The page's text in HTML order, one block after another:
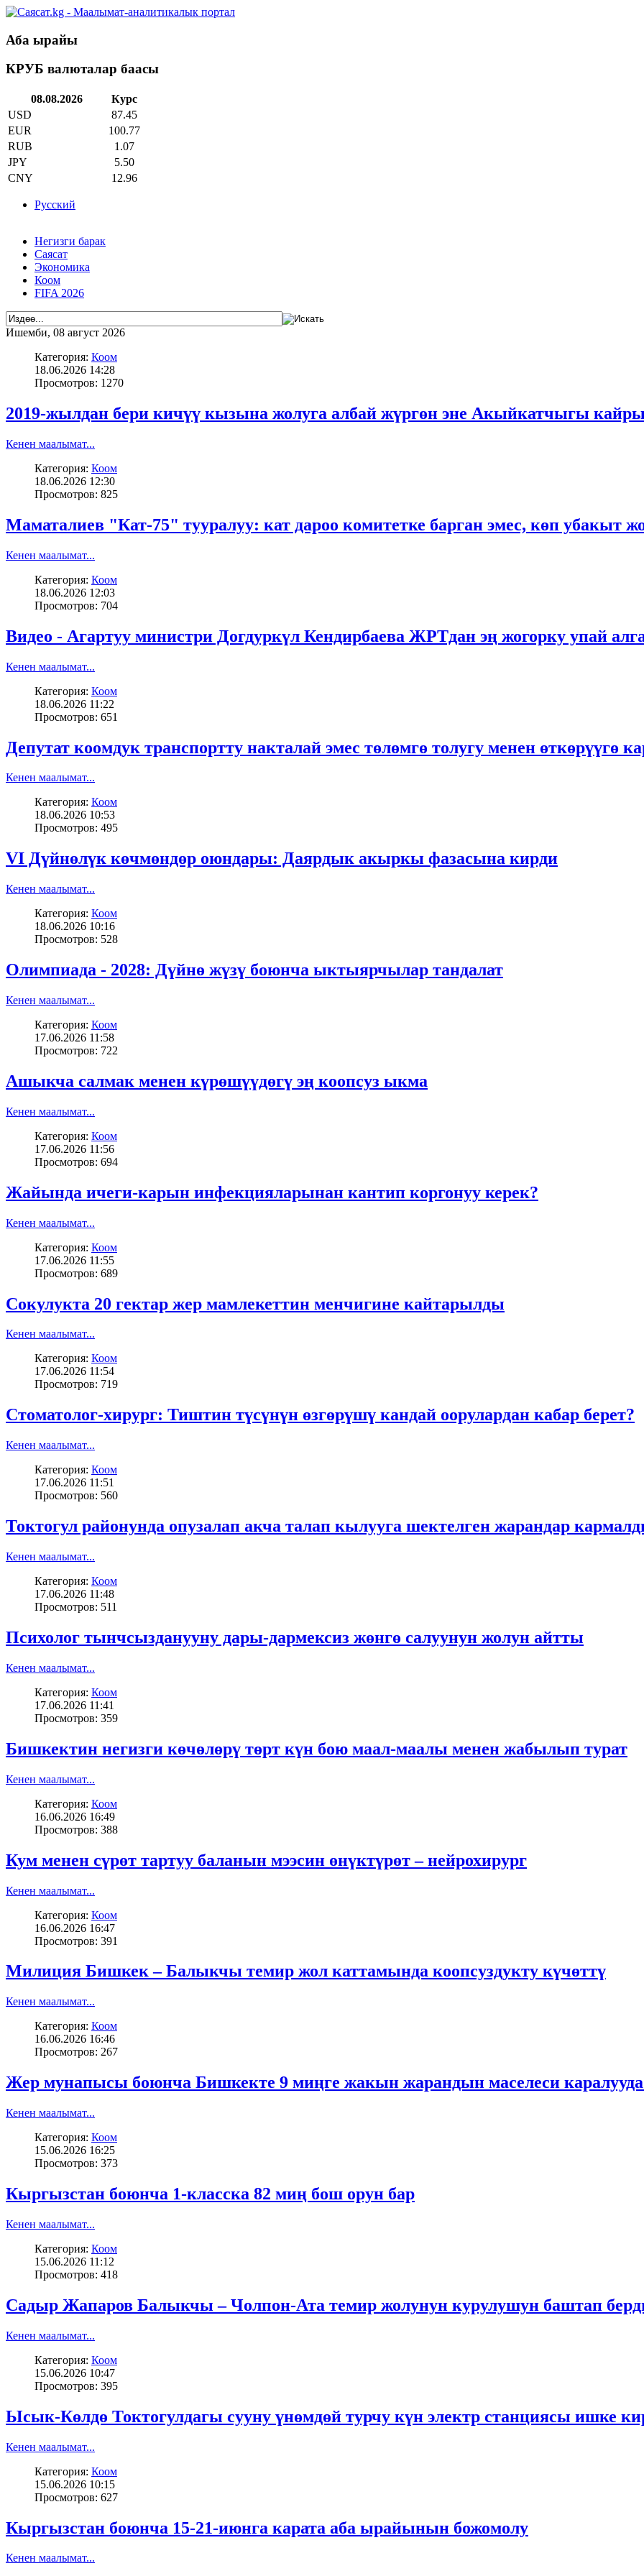
Аба ырайы
КРУБ валюталар баасы
08.08.2026
Курс
USD
87.45
EUR
100.77
RUB
1.07
JPY
5.50
CNY
12.96
Русский
Негизги барак
Саясат
Экономика
Коом
FIFA 2026
Ишемби, 08 август 2026
Категория: Коом
18.06.2026 14:28
Просмотров: 1270
2019-жылдан бери кичүү кызына жолуга албай жүргөн эне Акыйкатчыгы
Кенен маалымат...
Категория: Коом
18.06.2026 12:30
Просмотров: 825
Маматалиев "Кат-75" тууралуу: кат дароо комитетке барган эмес, көп убакыт
Кенен маалымат...
Категория: Коом
18.06.2026 12:03
Просмотров: 704
Видео - Агартуу министри Догдуркүл Кендирбаева ЖРТдан эң жогорку упай
Кенен маалымат...
Категория: Коом
18.06.2026 11:22
Просмотров: 651
Депутат коомдук транспортту накталай эмес төлөмгө толугу менен өткөрүүгө
Кенен маалымат...
Категория: Коом
18.06.2026 10:53
Просмотров: 495
VI Дүйнөлүк көчмөндөр оюндары: Даярдык акыркы фазасына кирди
Кенен маалымат...
Категория: Коом
18.06.2026 10:16
Просмотров: 528
Олимпиада - 2028: Дүйнө жүзү боюнча ыктыярчылар тандалат
Кенен маалымат...
Категория: Коом
17.06.2026 11:58
Просмотров: 722
Ашыкча салмак менен күрөшүүдөгү эң коопсуз ыкма
Кенен маалымат...
Категория: Коом
17.06.2026 11:56
Просмотров: 694
Жайында ичеги-карын инфекцияларынан кантип коргонуу керек?
Кенен маалымат...
Категория: Коом
17.06.2026 11:55
Просмотров: 689
Сокулукта 20 гектар жер мамлекеттин менчигине кайтарылды
Кенен маалымат...
Категория: Коом
17.06.2026 11:54
Просмотров: 719
Стоматолог-хирург: Тиштин түсүнүн өзгөрүшү кандай оорулардан кабар берет?
Кенен маалымат...
Категория: Коом
17.06.2026 11:51
Просмотров: 560
Токтогул районунда опузалап акча талап кылууга шектелген жарандар
Кенен маалымат...
Категория: Коом
17.06.2026 11:48
Просмотров: 511
Психолог тынчсызданууну дары-дармексиз жөнгө салуунун жолун айтты
Кенен маалымат...
Категория: Коом
17.06.2026 11:41
Просмотров: 359
Бишкектин негизги көчөлөрү төрт күн бою маал-маалы менен жабылып турат
Кенен маалымат...
Категория: Коом
16.06.2026 16:49
Просмотров: 388
Кум менен сүрөт тартуу баланын мээсин өнүктүрөт – нейрохирург
Кенен маалымат...
Категория: Коом
16.06.2026 16:47
Просмотров: 391
Милиция Бишкек – Балыкчы темир жол каттамында коопсуздукту күчөттү
Кенен маалымат...
Категория: Коом
16.06.2026 16:46
Просмотров: 267
Жер мунапысы боюнча Бишкекте 9 миңге жакын жарандын маселеси
Кенен маалымат...
Категория: Коом
15.06.2026 16:25
Просмотров: 373
Кыргызстан боюнча 1-класска 82 миң бош орун бар
Кенен маалымат...
Категория: Коом
15.06.2026 11:12
Просмотров: 418
Садыр Жапаров Балыкчы – Чолпон-Ата темир жолунун курулушун баштап
Кенен маалымат...
Категория: Коом
15.06.2026 10:47
Просмотров: 395
Ысык-Көлдө Токтогулдагы сууну үнөмдөй турчу күн электр станциясы ишке
Кенен маалымат...
Категория: Коом
15.06.2026 10:15
Просмотров: 627
Кыргызстан боюнча 15-21-июнга карата аба ырайынын божомолу
Кенен маалымат...